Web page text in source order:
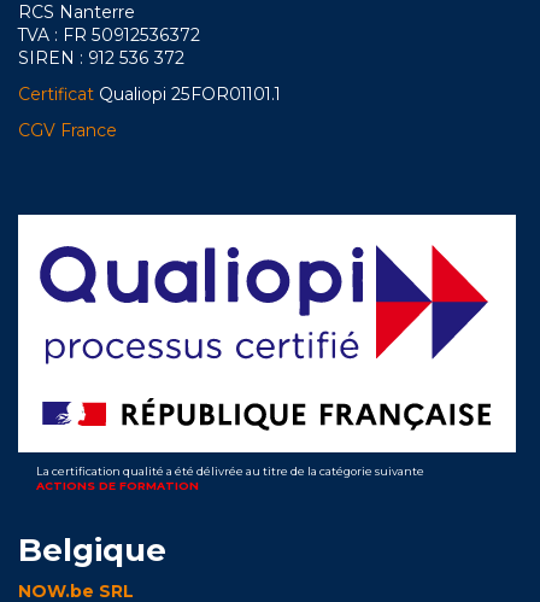
RCS Nanterre
TVA : FR 50912536372
SIREN : 912 536 372
Certificat Qualiopi 25FOR01101.1
CGV France
La certification qualité a été délivrée au titre de la catégorie suivante
ACTIONS DE FORMATION
Belgique
NOW.be SRL